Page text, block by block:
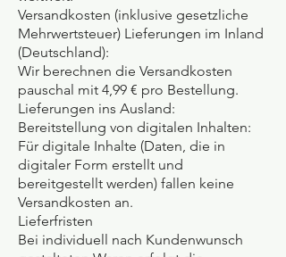
Versandkosten (inklusive gesetzliche
Mehrwertsteuer) Lieferungen im Inland
(Deutschland):
Wir berechnen die Versandkosten
pauschal mit 4,99 € pro Bestellung.
Lieferungen ins Ausland:
Bereitstellung von digitalen Inhalten:
Für digitale Inhalte (Daten, die in
digitaler Form erstellt und
bereitgestellt werden) fallen keine
Versandkosten an.
Lieferfristen
Bei individuell nach Kundenwunsch